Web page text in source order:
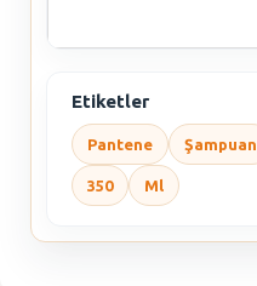
Etiketler
Pantene Şampuan
350 Ml